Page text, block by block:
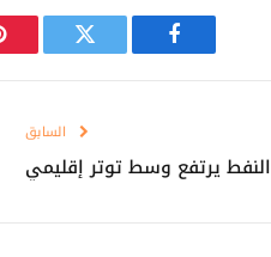
فيسبوك تويتر
السابق
النفط يرتفع وسط توتر إقليمي